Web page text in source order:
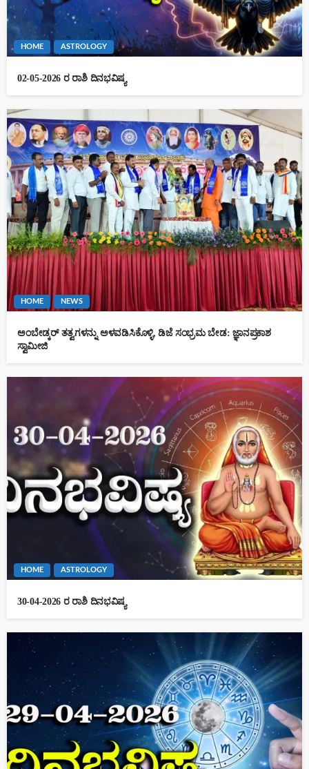
HOME ASTROLOGY
02-05-2026 ರ ರಾಶಿ ದಿನಭವಿಷ್ಯ
HOME NEWS
ಅಂಬೇಡ್ಕರ್ ತತ್ವಗಳನ್ನು ಅಳವಡಿಸಿಕೊಳ್ಳಿ, ಡಿಜೆ ಸಂಭ್ರಮ ಬೇಡ: ಜ್ಞಾನಪ್ರಕಾಶ
ಸ್ವಾಮೀಜಿ
HOME ASTROLOGY
30-04-2026 ರ ರಾಶಿ ದಿನಭವಿಷ್ಯ